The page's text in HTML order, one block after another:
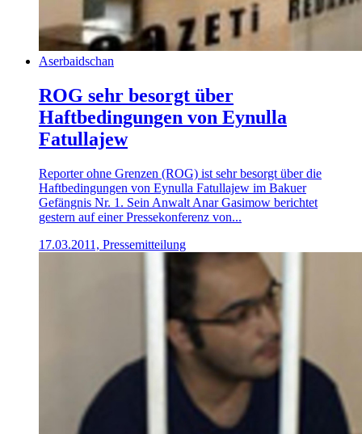
Aserbaidschan
ROG sehr besorgt über
Haftbedingungen von Eynulla
Fatullajew
Reporter ohne Grenzen (ROG) ist sehr besorgt über die
Haftbedingungen von Eynulla Fatullajew im Bakuer
Gefängnis Nr. 1. Sein Anwalt Anar Gasimow berichtet
gestern auf einer Pressekonferenz von...
17.03.2011, Pressemitteilung